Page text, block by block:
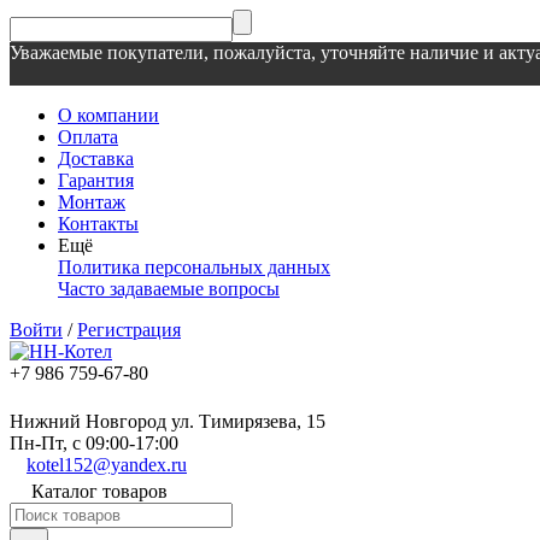
Уважаемые покупатели, пожалуйста, уточняйте наличие и
О компании
Оплата
Доставка
Гарантия
Монтаж
Контакты
Ещё
Политика персональных данных
Часто задаваемые вопросы
Войти /Регистрация
+7 986 759-67-80
Нижний Новгород ул. Тимирязева, 15
Пн-Пт, с 09:00-17:00
kotel152@yandex.ru
Каталог товаров